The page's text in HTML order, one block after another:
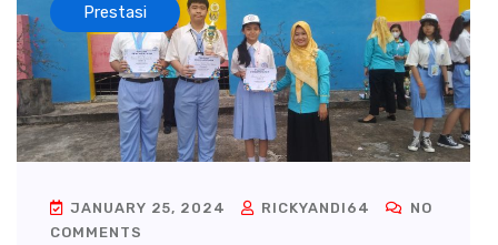
Prestasi
JANUARY 25, 2024 RICKYANDI64
NO
COMMENTS